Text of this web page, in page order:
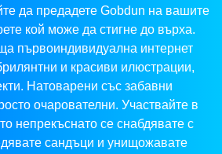
да предадете Gobdun на вашите
кой може да стигне до върха.
първоиндивидуална интернет
и красиви илюстрации,
Натоварени със забавни
очарователни. Участвайте в
непрекъснато се снабдявате с
сандъци и унищожавате